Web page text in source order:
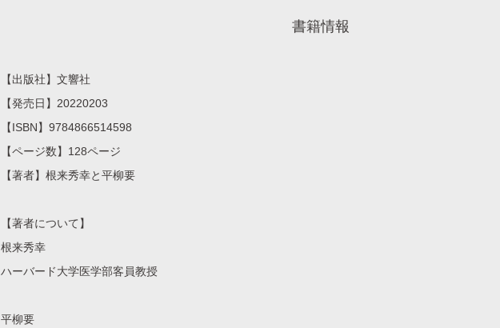
書籍情報
【出版社】文響社
【発売日】20220203
【ISBN】9784866514598
【ページ数】128ページ
【著者】根来秀幸と平柳要
【著者について】
根来秀幸
ハーバード大学医学部客員教授
平柳要